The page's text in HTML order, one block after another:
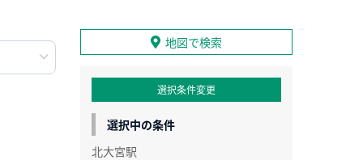
地図で検索
選択条件変更
選択中の条件
北大宮駅